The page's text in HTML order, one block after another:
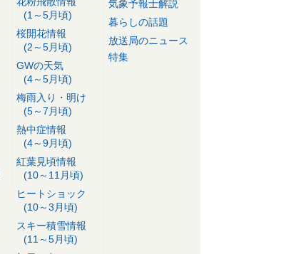
(1～5月頃)
桜開花情報
(2～5月頃)
GWの天気
(4～5月頃)
梅雨入り・明け
(5～7月頃)
熱中症情報
(4～9月頃)
紅葉見頃情報
(10～11月頃)
ヒートショック
(10～3月頃)
スキー積雪情報
(11～5月頃)
気象予報士解説
暮らしの話題
放送局のニュース
特集